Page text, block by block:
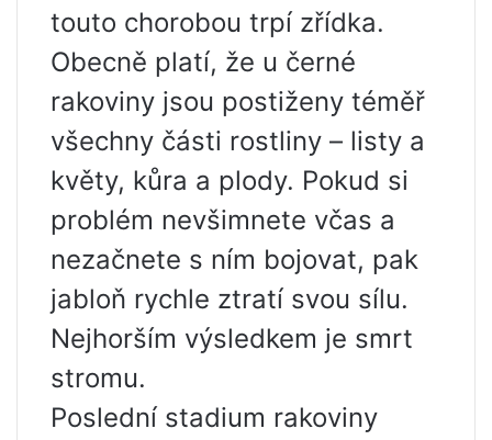
touto chorobou trpí zřídka.
Obecně platí, že u černé
rakoviny jsou postiženy téměř
všechny části rostliny – listy a
květy, kůra a plody. Pokud si
problém nevšimnete včas a
nezačnete s ním bojovat, pak
jabloň rychle ztratí svou sílu.
Nejhorším výsledkem je smrt
stromu.
Poslední stadium rakoviny